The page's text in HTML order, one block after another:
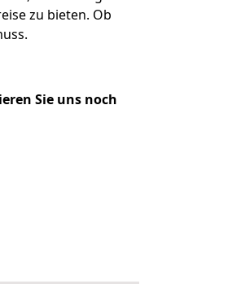
zu bieten. Ob
Sie uns noch